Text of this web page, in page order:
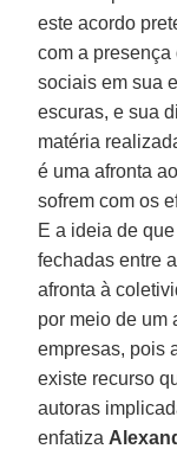
este acordo
com a
sociais em sua
escuras, e sua
matéria
é uma afronta
sofrem com os
E a ideia de
fechadas entre
afronta à
por meio de um
empresas, pois
existe recurso
autoras
enfatiza